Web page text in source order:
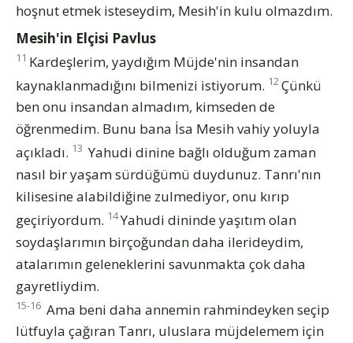
hoşnut etmek isteseydim, Mesih'in kulu olmazdım.
Mesih'in Elçisi Pavlus
11 Kardeşlerim, yaydığım Müjde'nin insandan
kaynaklanmadığını bilmenizi istiyorum. 12 Çünkü
ben onu insandan almadım, kimseden de
öğrenmedim. Bunu bana İsa Mesih vahiy yoluyla
açıkladı. 13 Yahudi dinine bağlı olduğum zaman
nasıl bir yaşam sürdüğümü duydunuz. Tanrı'nın
kilisesine alabildiğine zulmediyor, onu kırıp
geçiriyordum. 14Yahudi dininde yaşıtım olan
soydaşlarımın birçoğundan daha ilerideydim,
atalarımın geleneklerini savunmakta çok daha
gayretliydim.
15-16 Ama beni daha annemin rahmindeyken seçip
lütfuyla çağıran Tanrı, uluslara müjdelemem için